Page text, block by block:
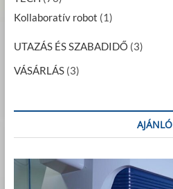
Kollaboratív robot (1)
UTAZÁS ÉS SZABADIDŐ (3)
VÁSÁRLÁS(3)
AJÁNLÓ